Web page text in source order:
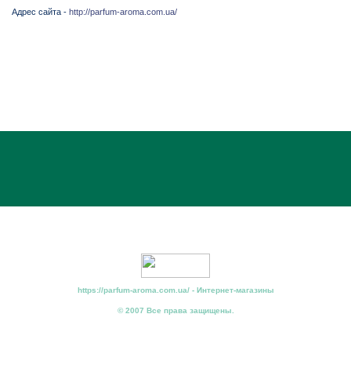
Адрес сайта - http://parfum-aroma.com.ua/
https://parfum-aroma.com.ua/ - Интернет-магазины
© 2007 Все права защищены.